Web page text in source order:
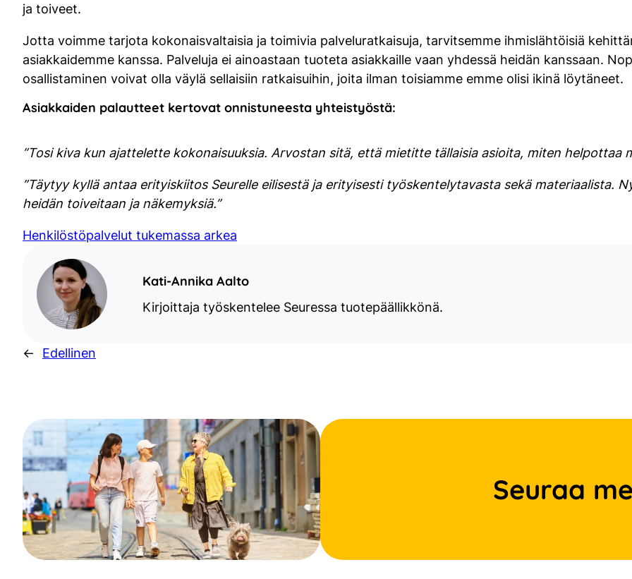
ja toiveet.
Jotta voimme tarjota kokonaisvaltaisia ja toimivia palveluratkaisuja, tarvitsemme ihmislähtöisiä
asiakkaidemme kanssa. Palveluja ei ainoastaan tuoteta asiakkaille vaan yhdessä heidän kanssaan.
osallistaminen voivat olla väylä sellaisiin ratkaisuihin, joita ilman toisiamme emme olisi ikinä löytäneet.
Asiakkaiden palautteet kertovat onnistuneesta yhteistyöstä:
”Tosi kiva kun ajattelette kokonaisuuksia. Arvostan sitä, että mietitte tällaisia asioita, miten helpottaa
”Täytyy kyllä antaa erityiskiitos Seurelle eilisestä ja erityisesti työskentelytavasta sekä materiaalista.
heidän toiveitaan ja näkemyksiä.”
Henkilöstöpalvelut tukemassa arkea
Kati-Annika Aalto
Kirjoittaja työskentelee Seuressa tuotepäällikkönä.
← Edellinen
Seuraa